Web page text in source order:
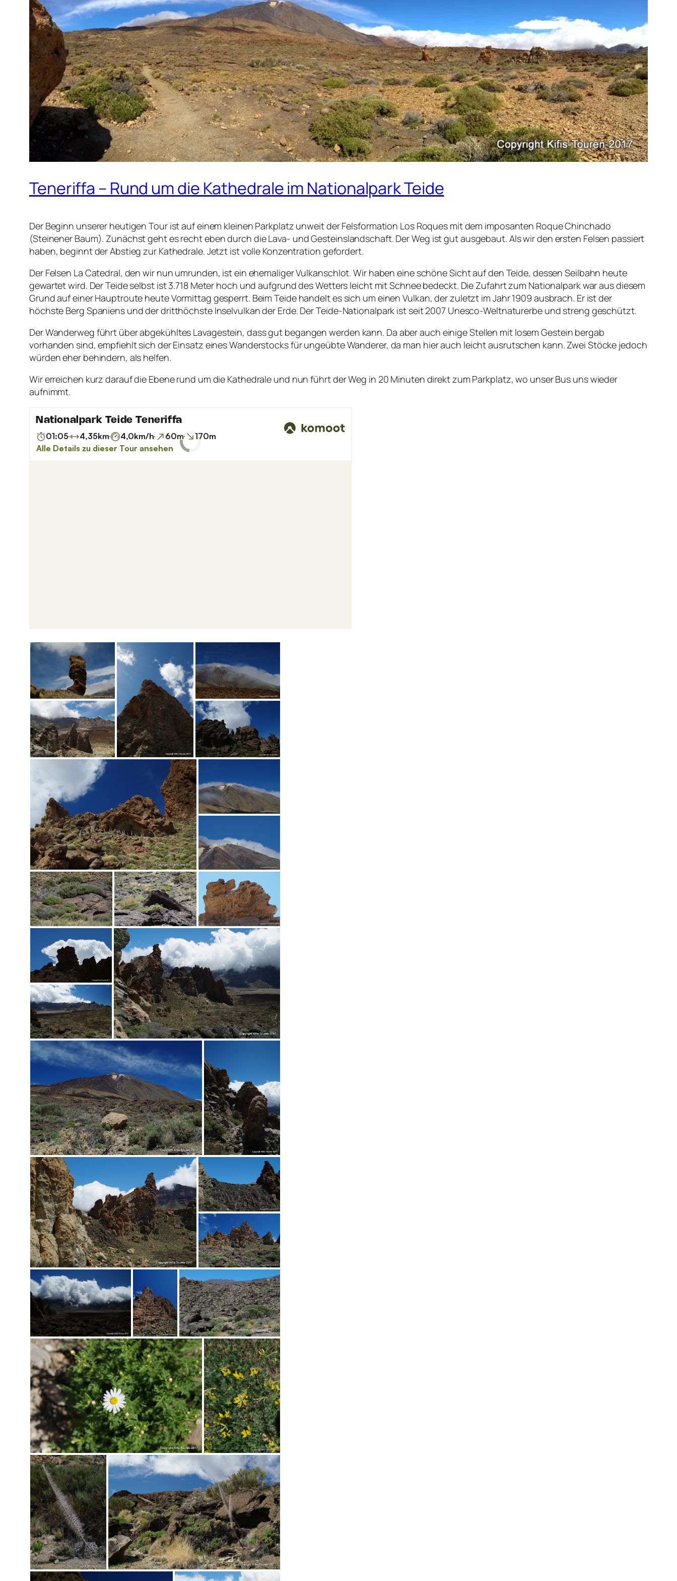
Teneriffa – Rund um die Kathedrale im Nationalpark Teide
Der Beginn unserer heutigen Tour ist auf einem kleinen Parkplatz unweit der Felsformation Los Roques mit dem imposanten Roque Chinchado
(Steinener Baum). Zunächst geht es recht eben durch die Lava- und Gesteinslandschaft. Der Weg ist gut ausgebaut. Als wir den ersten Felsen passiert
haben, beginnt der Abstieg zur Kathedrale. Jetzt ist volle Konzentration gefordert.
Der Felsen La Catedral, den wir nun umrunden, ist ein ehemaliger Vulkanschlot. Wir haben eine schöne Sicht auf den Teide, dessen Seilbahn heute
gewartet wird. Der Teide selbst ist 3.718 Meter hoch und aufgrund des Wetters leicht mit Schnee bedeckt. Die Zufahrt zum Nationalpark war aus diesem
Grund auf einer Hauptroute heute Vormittag gesperrt. Beim Teide handelt es sich um einen Vulkan, der zuletzt im Jahr 1909 ausbrach. Er ist der
höchste Berg Spaniens und der dritthöchste Inselvulkan der Erde. Der Teide-Nationalpark ist seit 2007 Unesco-Weltnaturerbe und streng geschützt.
Der Wanderweg führt über abgekühltes Lavagestein, dass gut begangen werden kann. Da aber auch einige Stellen mit losem Gestein bergab
vorhanden sind, empfiehlt sich der Einsatz eines Wanderstocks für ungeübte Wanderer, da man hier auch leicht ausrutschen kann. Zwei Stöcke jedoch
würden eher behindern, als helfen.
Wir erreichen kurz darauf die Ebene rund um die Kathedrale und nun führt der Weg in 20 Minuten direkt zum Parkplatz, wo unser Bus uns wieder
aufnimmt.